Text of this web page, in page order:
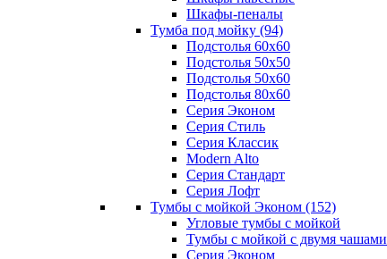
Шкафы-пеналы
Тумба под мойку (94)
Подстолья 60х60
Подстолья 50х50
Подстолья 50х60
Подстолья 80х60
Серия Эконом
Серия Стиль
Серия Классик
Modern Alto
Серия Стандарт
Серия Лофт
Тумбы с мойкой Эконом (152)
Угловые тумбы с мойкой
Тумбы с мойкой с двумя чашами
Серия Эконом